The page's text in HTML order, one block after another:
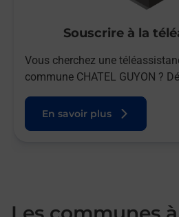
Souscrire à la
Vous cherchez une
commune CHATEL GUYON ?
En savoir plus